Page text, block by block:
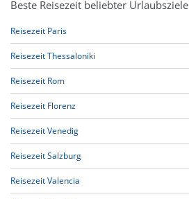
Beste Reisezeit beliebter Urlaubsziele
Reisezeit Paris
Reisezeit Thessaloniki
Reisezeit Rom
Reisezeit Florenz
Reisezeit Venedig
Reisezeit Salzburg
Reisezeit Valencia